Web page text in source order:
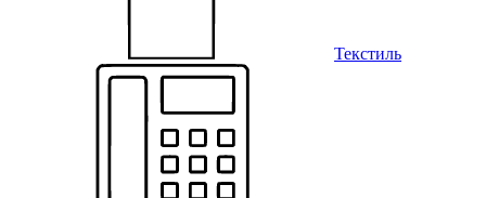
Текстиль